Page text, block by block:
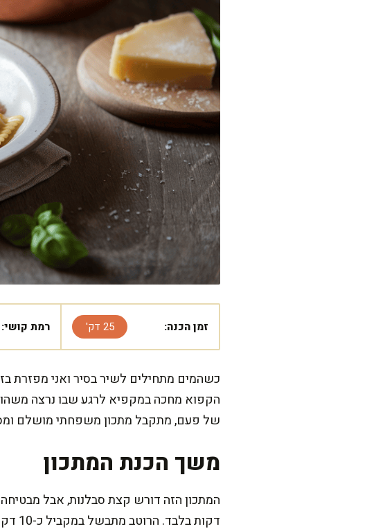
זמן הכנה: 25 דק' רמת קושי:
כשהמים מתחילים לשיר בסיר ואני מפזרת
הקפוא מחכה במקפיא לרגע שבו נרצה
של פעם, מתקבל מתכון משפחתי מושלם
משך הכנת המתכון
דקות בלבד. הרוטב מתבשל במקביל כ-10 דקות, וביחד זה יוצא כ-25 דקות של עבודה רגועה.